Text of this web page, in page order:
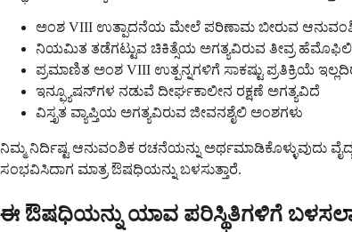
ಅಂಶ VIII ಉತ್ಪಾದನೆಯ ಮೇಲೆ ಪರಿಣಾಮ ಬೀರುವ
ನಿಯಮಿತ ತಡೆಗಟ್ಟುವ ಚಿಕಿತ್ಸೆಯ ಅಗತ್ಯವಿರುವ ತೀವ್ರ
ಪ್ರಮಾಣಿತ ಅಂಶ VIII ಉತ್ಪನ್ನಗಳಿಗೆ ಸಾಕಷ್ಟು ಪ್ರತಿಕ್ರಿಯೆ
ಇನ್ಫ್ಯೂಷನ್‌ಗಳ ನಡುವೆ ದೀರ್ಘಕಾಲೀನ ರಕ್ಷಣೆ ಅಗತ್ಯವಿದೆ
ವಿಸ್ತೃತ ವ್ಯಾಪ್ತಿಯ ಅಗತ್ಯವಿರುವ ಜೀವನಶೈಲಿ ಅಂಶಗಳು
ನಿಮ್ಮ ನಿರ್ದಿಷ್ಟ ಆನುವಂಶಿಕ ರಚನೆಯನ್ನು ಅರ್ಥಮಾಡಿಕೊಳ್ಳುವುದು
ಸಂಭವಿಸಿದಾಗ ಮಾತ್ರ ಔಷಧಿಯನ್ನು ಬಳಸುತ್ತಾರೆ.
ಈ ಔಷಧಿಯನ್ನು ಯಾವ ಪರಿಸ್ಥಿತಿಗಳಿಗೆ